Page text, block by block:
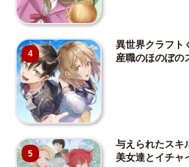
4
異世界クラフト
産職のほのぼの
5
与えられたスキ
美女達とイチャ